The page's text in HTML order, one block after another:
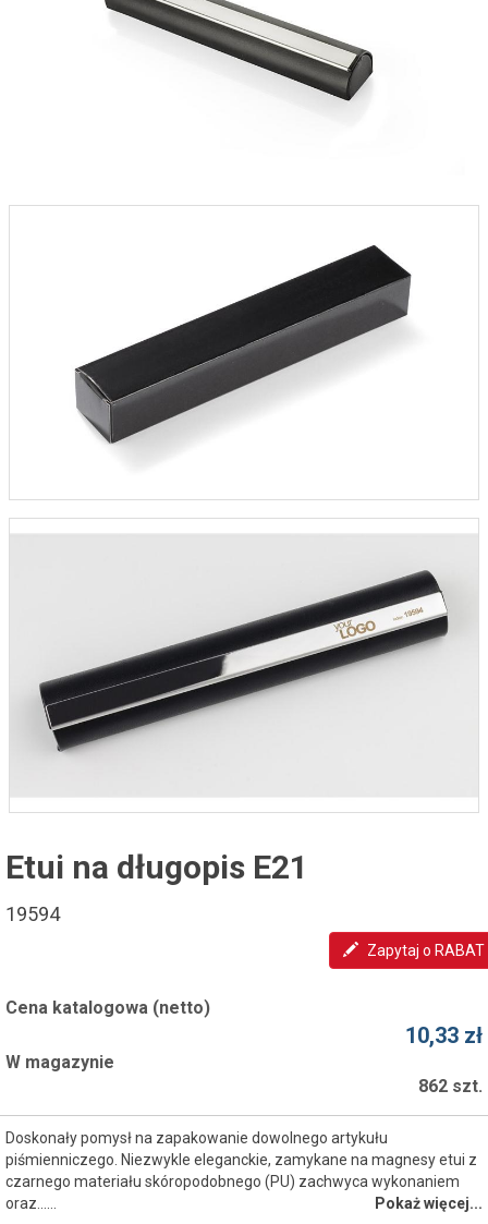
Etui na długopis E21
19594
Zapytaj o RABAT
Cena katalogowa (netto)
10,33 zł
W magazynie
862 szt.
Doskonały pomysł na zapakowanie dowolnego artykułu
piśmienniczego. Niezwykle eleganckie, zamykane na magnesy etui z
czarnego materiału skóropodobnego (PU) zachwyca wykonaniem
oraz...…
Pokaż więcej...